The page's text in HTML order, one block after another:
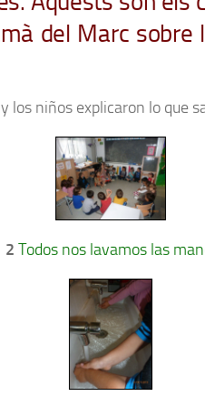
del Marc sobre
los niños explicaron lo que
2 Todos nos lavamos las